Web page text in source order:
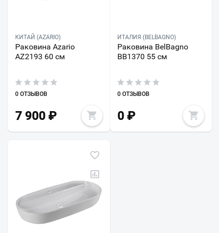
КИТАЙ (AZARIO)
Раковина Azario
AZ2193 60 см
0 ОТЗЫВОВ
7 900 ₽
ИТАЛИЯ (BELBAGNO)
Раковина BelBagno
BB1370 55 см
0 ОТЗЫВОВ
0₽